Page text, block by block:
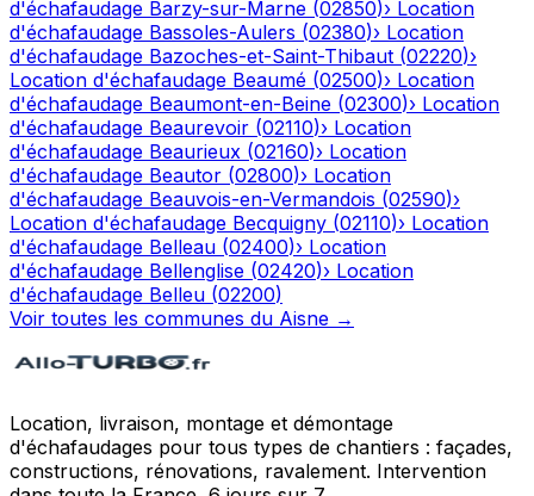
d'échafaudage Barzy-sur-Marne (02850)› Location
d'échafaudage Bassoles-Aulers (02380)› Location
d'échafaudage Bazoches-et-Saint-Thibaut (02220)›
Location d'échafaudage Beaumé (02500)› Location
d'échafaudage Beaumont-en-Beine (02300)› Location
d'échafaudage Beaurevoir (02110)› Location
d'échafaudage Beaurieux (02160)› Location
d'échafaudage Beautor (02800)› Location
d'échafaudage Beauvois-en-Vermandois (02590)›
Location d'échafaudage Becquigny (02110)› Location
d'échafaudage Belleau (02400)› Location
d'échafaudage Bellenglise (02420)› Location
d'échafaudage Belleu (02200)
Voir toutes les communes du Aisne →
Location, livraison, montage et démontage
d'échafaudages pour tous types de chantiers : façades,
constructions, rénovations, ravalement. Intervention